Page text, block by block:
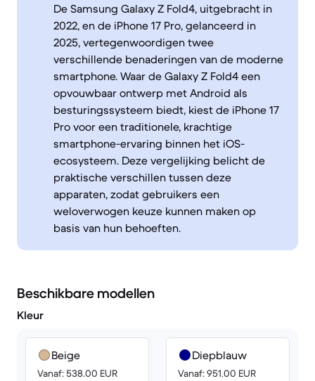
De Samsung Galaxy Z Fold4, uitgebracht in
2022, en de iPhone 17 Pro, gelanceerd in
2025, vertegenwoordigen twee
verschillende benaderingen van de moderne
smartphone. Waar de Galaxy Z Fold4 een
opvouwbaar ontwerp met Android als
besturingssysteem biedt, kiest de iPhone 17
Pro voor een traditionele, krachtige
smartphone-ervaring binnen het iOS-
ecosysteem. Deze vergelijking belicht de
praktische verschillen tussen deze
apparaten, zodat gebruikers een
weloverwogen keuze kunnen maken op
basis van hun behoeften.
Beschikbare modellen
Kleur
Beige
Vanaf: 538.00 EUR
Diepblauw
Vanaf: 951.00 EUR